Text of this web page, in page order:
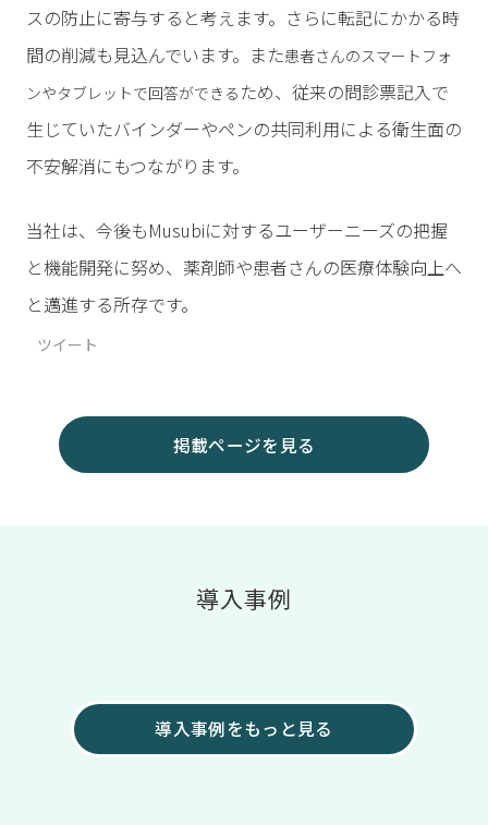
スの防止に寄与すると考えます。さらに転記にかかる時
間の削減も見込んでいます。また患者さんのスマートフォ
ンやタブレットで回答ができる ため、従来の問診票記入で
生じていたバインダーやペンの共同利用による衛生面の
不安解消にもつながります。
当社は、今後もMusubiに対するユーザーニーズの把握
と機能開発に努め、薬剤師や患者さんの医療体験向上へ
と邁進する所存です。
ツイート
掲載ページを見る
導入事例
導入事例をもっと見る